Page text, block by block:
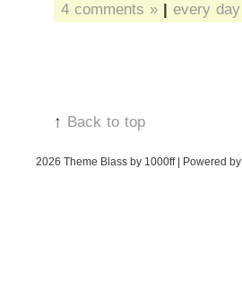
4 comments » | every day
↑ Back to top
2026 Theme Blass by 1000ff | Powered by